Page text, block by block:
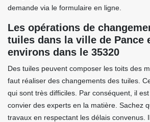
demande via le formulaire en ligne.
Les opérations de
tuiles dans la ville de Pance
environs dans le 35320
Des tuiles peuvent composer les toits des
faut réaliser des changements des tuiles.
qui sont très difficiles. Par conséquent, il
convier des experts en la matière. Sachez
travaux en respectant les délais convenus.